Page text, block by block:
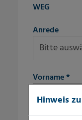
WEG
fieldset-8
Anrede
Vorname*
Hinweis